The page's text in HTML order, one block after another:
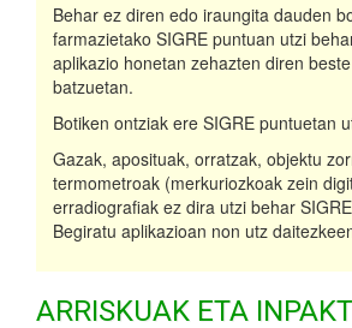
Behar ez diren edo iraungita dauden
farmazietako SIGRE puntuan utzi
aplikazio honetan zehazten diren
batzuetan.
Botiken ontziak ere SIGRE puntuetan
Gazak, aposituak, orratzak, objektu
termometroak (merkuriozkoak zein
erradiografiak ez dira utzi behar
Begiratu aplikazioan non utz
ARRISKUAK ETA